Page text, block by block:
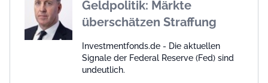
Geldpolitik: Märkte
überschätzen Straffung
Investmentfonds.de - Die aktuellen
Signale der Federal Reserve (Fed) sind
undeutlich.